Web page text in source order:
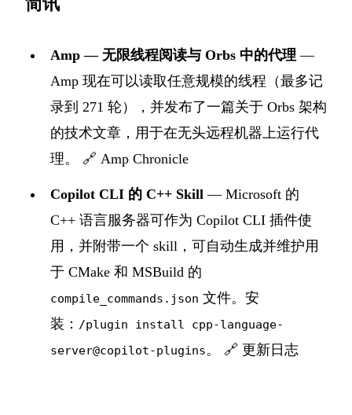
Amp — 无限线程阅读与 Orbs 中的代理 —
Amp 现在可以读取任意规模的线程（最多记
录到 271 轮），并发布了一篇关于 Orbs 架构
的技术文章，用于在无头远程机器上运行代
理。 🔗 Amp Chronicle
Copilot CLI 的 C++ Skill — Microsoft 的
C++ 语言服务器可作为 Copilot CLI 插件使
用，并附带一个 skill，可自动生成并维护用
于 CMake 和 MSBuild 的
compile_commands.json 文件。安
装： /plugin install cpp-language-
server@copilot-plugins。 🔗 更新日志